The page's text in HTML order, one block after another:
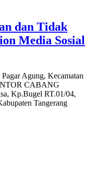
dan Tidak
Media Sosial
Agung, Kecamatan
CABANG
Kp.Bugel RT.01/04,
Tangerang